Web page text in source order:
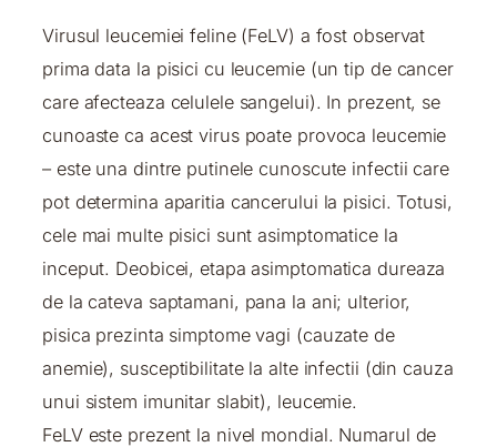
Virusul leucemiei feline (FeLV) a fost observat
prima data la pisici cu leucemie (un tip de cancer
care afecteaza celulele sangelui). In prezent, se
cunoaste ca acest virus poate provoca leucemie
– este una dintre putinele cunoscute infectii care
pot determina aparitia cancerului la pisici. Totusi,
cele mai multe pisici sunt asimptomatice la
inceput. Deobicei, etapa asimptomatica dureaza
de la cateva saptamani, pana la ani; ulterior,
pisica prezinta simptome vagi (cauzate de
anemie), susceptibilitate la alte infectii (din cauza
unui sistem imunitar slabit), leucemie.
FeLV este prezent la nivel mondial. Numarul de